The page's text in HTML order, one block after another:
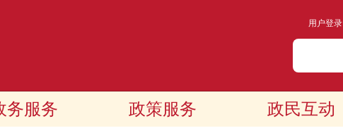
用户登录
务服务 政策服务 政民互动